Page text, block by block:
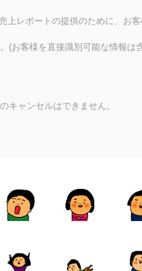
上レポートの提供のために、お
(お客様を直接識別可能な情報は
キャンセルはできません。